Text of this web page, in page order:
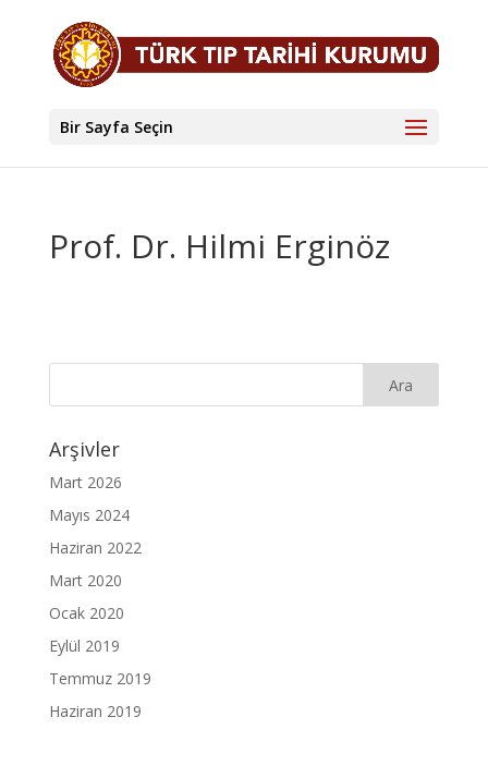
Bir Sayfa Seçin
Prof. Dr. Hilmi Erginöz
Arşivler
Mart 2026
Mayıs 2024
Haziran 2022
Mart 2020
Ocak 2020
Eylül 2019
Temmuz 2019
Haziran 2019